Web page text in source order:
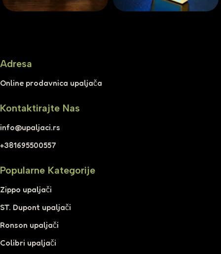
Adresa
Online prodavnica upaljača
Kontaktirajte Nas
info@upaljaci.rs
+381695500557
Popularne Kategorije
Zippo upaljači
ST. Dupont upaljači
Ronson upaljači
Colibri upaljači